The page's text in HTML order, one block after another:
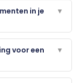
in je
▼
voor een
▼